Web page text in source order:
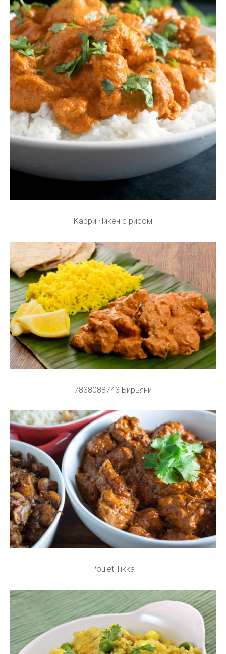
Карри Чикен с рисом
7838088743 Бирьяни
Poulet Tikka